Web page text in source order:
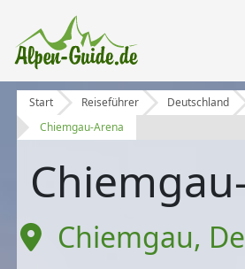
Start Reiseführer Deutschland
Chiemgau-Arena
Chiemgau,